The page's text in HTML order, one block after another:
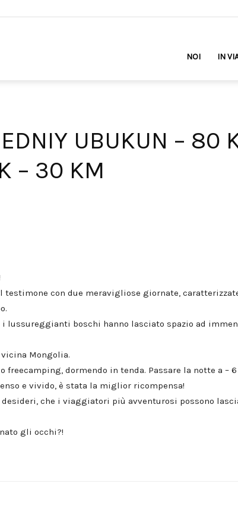
NOI IN
UBUKUN – 80
– 30 KM
testimone con due meravigliose giornate,
lussureggianti boschi hanno lasciato spazio ad
Mongolia.
freecamping, dormendo in tenda. Passare la notte a –
e vivido, è stata la miglior ricompensa!
desideri, che i viaggiatori più avventurosi possono
gli occhi?!